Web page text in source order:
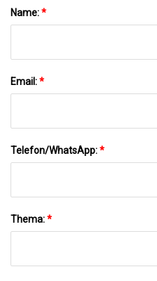
Name:*
Email:*
Telefon/WhatsApp:*
Thema:*